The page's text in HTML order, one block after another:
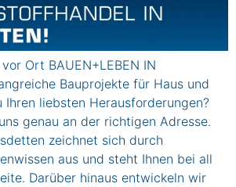
Ort BAUEN+LEBEN IN
Bauprojekte für Haus und
Ihren liebsten Herausforderungen?
genau an der richtigen Adresse.
zeichnet sich durch
aus und steht Ihnen bei all
Darüber hinaus entwickeln wir